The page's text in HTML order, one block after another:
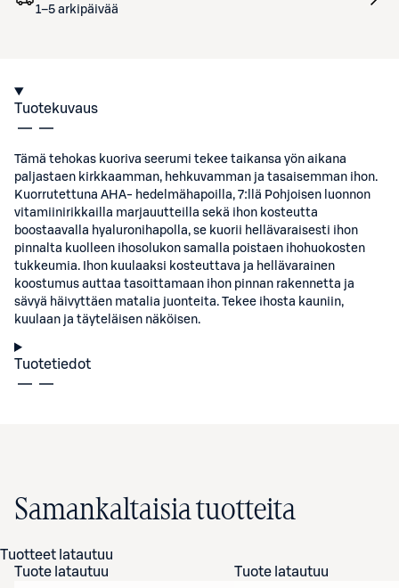
1–5 arkipäivää
Tuotekuvaus
Tämä tehokas kuoriva seerumi tekee taikansa yön aikana
paljastaen kirkkaamman, hehkuvamman ja tasaisemman ihon.
Kuorrutettuna AHA- hedelmähapoilla, 7:llä Pohjoisen luonnon
vitamiinirikkailla marjauutteilla sekä ihon kosteutta
boostaavalla hyaluronihapolla, se kuorii hellävaraisesti ihon
pinnalta kuolleen ihosolukon samalla poistaen ihohuokosten
tukkeumia. Ihon kuulaaksi kosteuttava ja hellävarainen
koostumus auttaa tasoittamaan ihon pinnan rakennetta ja
sävyä häivyttäen matalia juonteita. Tekee ihosta kauniin,
kuulaan ja täyteläisen näköisen.
Tuotetiedot
Samankaltaisia tuotteita
Tuotteet latautuu
Tuote latautuu
Tuote latautuu